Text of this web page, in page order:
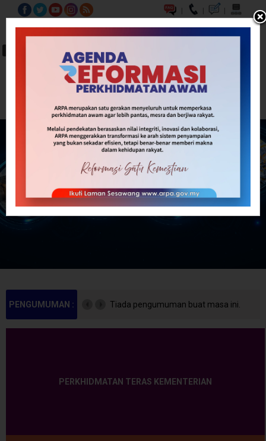
| | |
A- A A+ BM EN
PENGUMUMAN : Tiada pengumuman buat masa ini.
PERKHIDMATAN TERAS KEMENTERIAN